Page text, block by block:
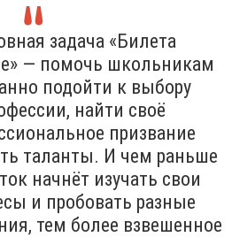
задача «Билета
— помочь школьникам
подойти к выбору
найти своё
призвание
таланты. И чем раньше
начнёт изучать свои
и пробовать разные
тем более взвешенное